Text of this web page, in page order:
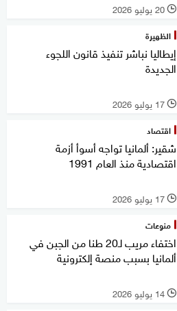
l 20 يوليو 2026
الظهيرة
إيطاليا نباشر تنفيذ قانون اللجوء
الجديدة
l 17 يوليو 2026
اقتصاد
شقير: ألمانيا تواجه أسوأ أزمة
اقتصادية منذ العام 1991
l 17 يوليو 2026
منوعات
اختفاء مريب لـ20 طنا من الجبن في
ألمانيا بسبب منصة إلكترونية
l 14 يوليو 2026